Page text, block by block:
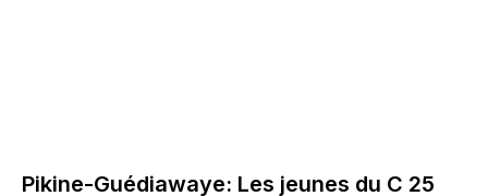
Pikine-Guédiawaye: Les jeunes du C 25